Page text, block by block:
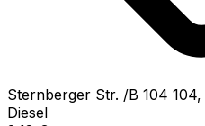
Sternberger Str. /B 104 104,
Diesel